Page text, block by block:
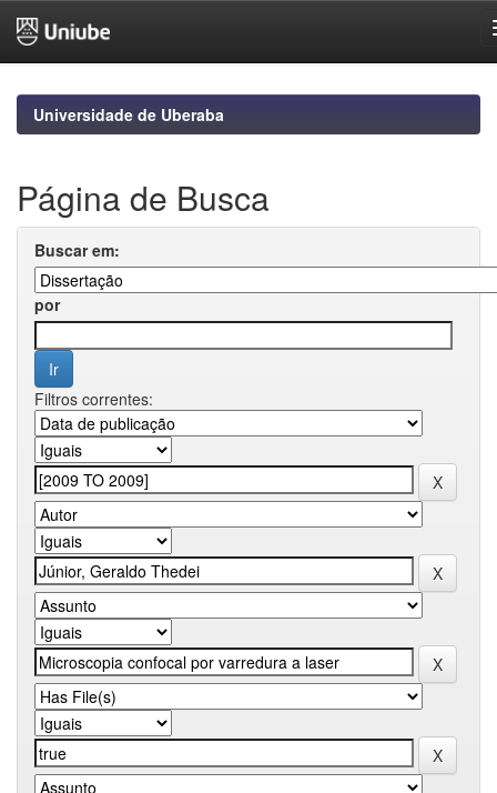
navigationUniversidade de Uberaba
Página de Busca
Buscar em:
por
Filtros correntes: